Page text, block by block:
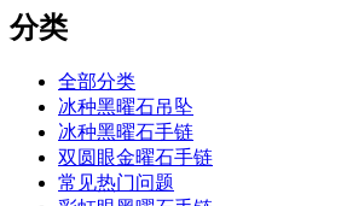
分类
全部分类
冰种黑曜石吊坠
冰种黑曜石手链
双圆眼金曜石手链
常见热门问题